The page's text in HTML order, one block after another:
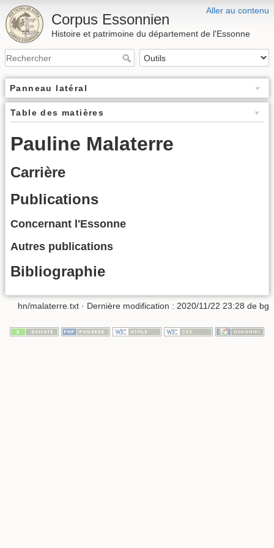
Aller au contenu
Corpus Essonnien
Histoire et patrimoine du département de l'Essonne
Panneau latéral
Table des matières
Pauline Malaterre
Carrière
Publications
Concernant l'Essonne
Autres publications
Bibliographie
hn/malaterre.txt · Dernière modification : 2020/11/22 23:28 de bg